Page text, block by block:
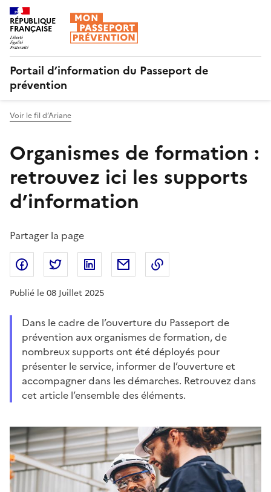
RÉPUBLIQUE
FRANÇAISE
Portail d’information du Passeport de
prévention
Voir le fil d’Ariane
Organismes de formation :
retrouvez ici les supports
d’information
Partager la page
Partager sur Facebook
Partager sur Twitter
Partager sur LinkedIn
Partager par email
Publié le 08 Juillet 2025
Dans le cadre de l’ouverture du Passeport de
prévention aux organismes de formation, de
nombreux supports ont été déployés pour
présenter le service, informer de l’ouverture et
accompagner dans les démarches. Retrouvez dans
cet article l’ensemble des éléments.